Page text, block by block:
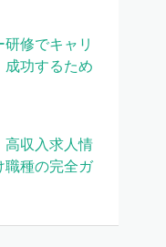
研修でキャリ
成功するため
高収入求人情
職種の完全ガ